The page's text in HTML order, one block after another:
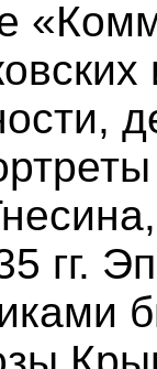
гг.